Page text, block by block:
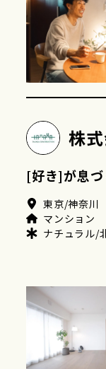
株
[好き]が息づ
東京/神奈川
マンション
ナチュラル/